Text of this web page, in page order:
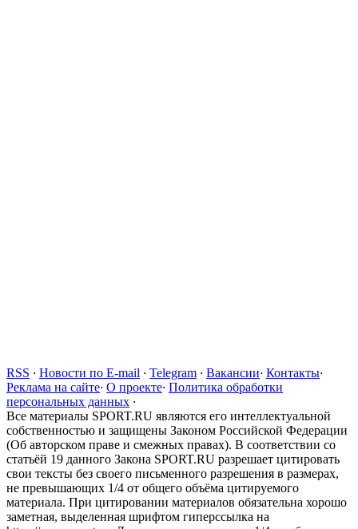
RSS · Новости по E-mail · Telegram · Вакансии· Контакты·
Реклама на сайте· О проекте· Политика обработки
персональных данных ·
Все материалы SPORT.RU являются его интеллектуальной
собственностью и защищены Законом Российской Федерации
(Об авторском праве и смежных правах). В соответствии со
статьёй 19 данного Закона SPORT.RU разрешает цитировать
свои тексты без своего письменного разрешения в размерах,
не превышающих 1/4 от общего объёма цитируемого
материала. При цитировании материалов обязательна хорошо
заметная, выделенная шрифтом гиперссылка на